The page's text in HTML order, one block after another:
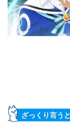
ざっくり言うと